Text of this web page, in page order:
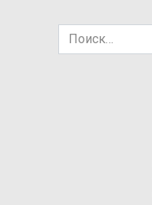
Search
for: